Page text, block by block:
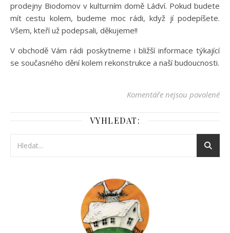
prodejny Biodomov v kulturním domě Ládví. Pokud budete
mít cestu kolem, budeme moc rádi, když jí podepíšete.
Všem, kteří už podepsali, děkujeme!!
V obchodě Vám rádi poskytneme i bližší informace týkající
se současného dění kolem rekonstrukce a naší budoucnosti.
Komentáře nejsou povolenéu
VYHLEDAT: